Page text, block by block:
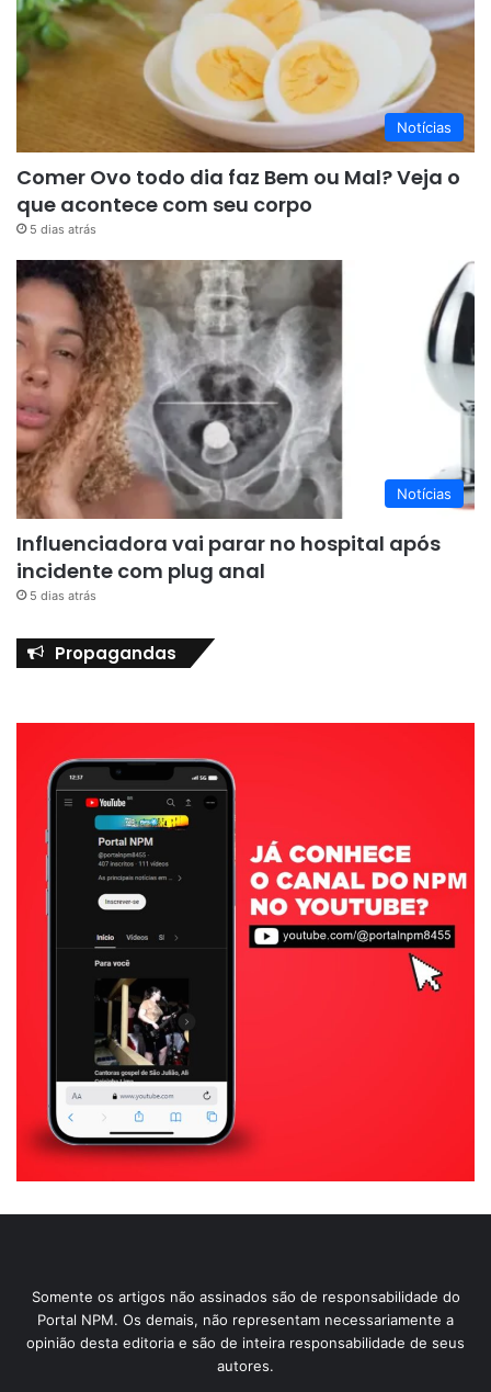
Notícias
Comer Ovo todo dia faz Bem ou Mal? Veja o
que acontece com seu corpo
5 dias atrás
Notícias
Influenciadora vai parar no hospital após
incidente com plug anal
5 dias atrás
Propagandas
Somente os artigos não assinados são de responsabilidade do
Portal NPM. Os demais, não representam necessariamente a
opinião desta editoria e são de inteira responsabilidade de seus
autores.